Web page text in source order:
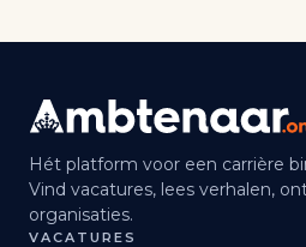
Hét platform voor een carrière
Vind vacatures, lees verhalen,
organisaties.
VACATURES